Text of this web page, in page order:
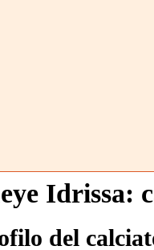
Idrissa:
del